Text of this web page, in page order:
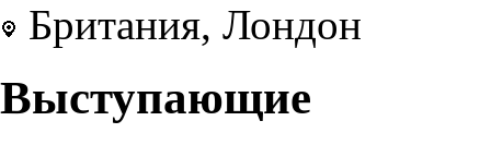
Британия, Лондон
Выступающие